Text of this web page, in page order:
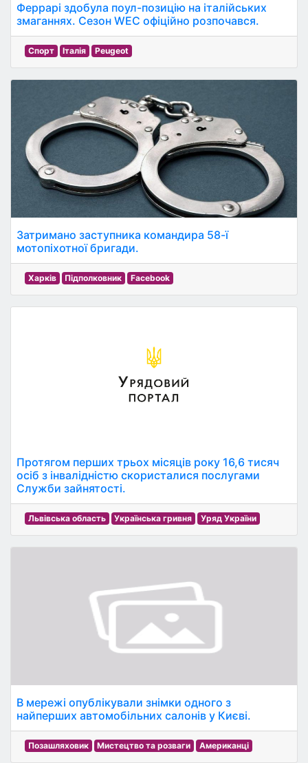
Феррарі здобула поул-позицію на італійських
змаганнях. Сезон WEC офіційно розпочався.
Спорт Італія Peugeot
Затримано заступника командира 58-ї
мотопіхотної бригади.
Харків Підполковник Facebook
Протягом перших трьох місяців року 16,6 тисяч
осіб з інвалідністю скористалися послугами
Служби зайнятості.
Львівська область Українська гривня Уряд України
В мережі опублікували знімки одного з
найперших автомобільних салонів у Києві.
Позашляховик Мистецтво та розваги Американці